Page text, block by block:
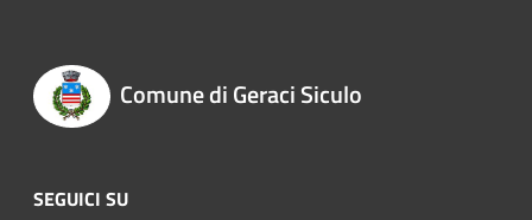
Comune di Geraci Siculo
SEGUICI SU